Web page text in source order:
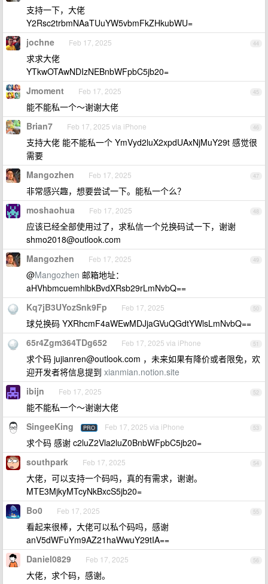
支持一下，大佬
Y2Rsc2trbmNAaTUuYW5vbmFkZHkubWU=
44
jochne Feb 17, 2025
求求大佬
YTkwOTAwNDIzNEBnbWFpbC5jb20=
45
Jmoment Feb 17, 2025
能不能私一个～谢谢大佬
46
Brian7 Feb 17, 2025 via iPhone
支持大佬 能不能私一个 YmVyd2luX2xpdUAxNjMuY29t 感觉很
需要
47
Mangozhen Feb 17, 2025
非常感兴趣，想要尝试一下。能私一个么？
48
moshaohua Feb 17, 2025
应该已经全部使用过了，求私信一个兑换码试一下，谢谢
shmo2018@outlook.com
49
Mangozhen Feb 17, 2025
@Mangozhen 邮箱地址：
aHVhbmcuemhlbkBvdXRsb29rLmNvbQ==
50
Kq7jB3UYozSnk9Fp Feb 17, 2025
球兑换码 YXRhcmF4aWEwMDJjaGVuQGdtYWlsLmNvbQ==
51
65r4Zgm364TDg652 Feb 17, 2025 via iPhone
求个码 jujianren@outlook.com ，未来如果有降价或者限免，欢
迎开发者将信息提到 xianmian.notion.site
52
ibijn Feb 17, 2025
能不能私一个～谢谢大佬
53
SingeeKing PRO Feb 17, 2025 via iPhone
求个码 感谢 c2luZ2Vla2luZ0BnbWFpbC5jb20=
54
southpark Feb 17, 2025
大佬，可以支持一个码吗，真的有需求，谢谢。
MTE3MjkyMTcyNkBxcS5jb20=
55
Bo0 Feb 17, 2025
看起来很棒，大佬可以私个码吗，感谢
anV5dWFuYm9AZ21haWwuY29tIA==
56
Daniel0829 Feb 17, 2025
大佬，求个码，感谢。